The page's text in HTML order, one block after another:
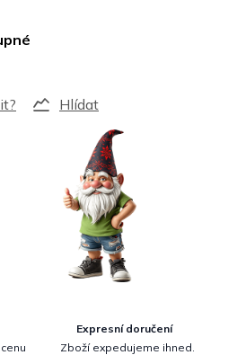
Hlídat
Expresní doručení
Zboží expedujeme ihned.